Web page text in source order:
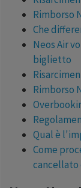
Rimborso
Che
Neos Air
biglietto
Rimborso
Qual è
Come
cancellato